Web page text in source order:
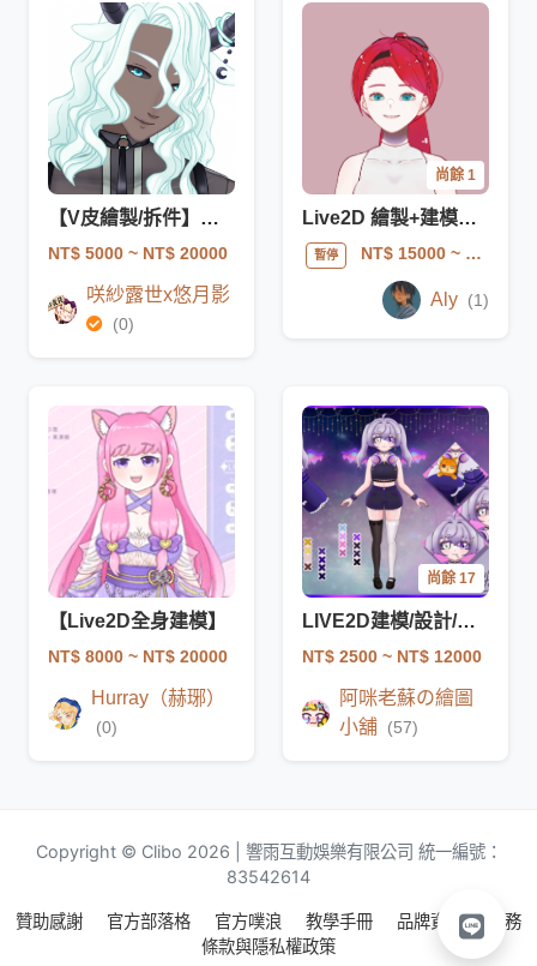
【V皮繪製/拆件】幫你畫、順便拆，不包含建模
NT$ 5000 ~ NT$ 20000
咲紗露世x悠月影
(0)
尚餘 1
Live2D 繪製+建模一條龍
暫停 NT$ 15000~ NT$ 25000
Aly (1)
【Live2D全身建模】
NT$ 8000 ~ NT$ 20000
Hurray（赫琊）
(0)
尚餘 17
LIVE2D建模/設計/一條龍✨
NT$ 2500 ~ NT$ 12000
阿咪老蘇の繪圖
小舖 (57)
Copyright © Clibo 2026 | 響雨互動娛樂有限公司 統一編號：
83542614
贊助感謝 官方部落格 官方噗浪 教學手冊 品牌資源
服務
條款與隱私權政策